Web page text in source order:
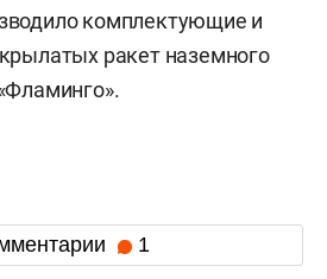
комплектующие и
ракет наземного
1